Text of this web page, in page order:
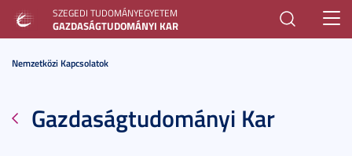
SZEGEDI TUDOMÁNYEGYETEM
GAZDASÁGTUDOMÁNYI KAR
Nemzetközi Kapcsolatok
Gazdaságtudományi Kar